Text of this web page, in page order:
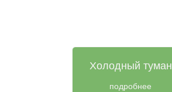
Холодный туман
подробнее